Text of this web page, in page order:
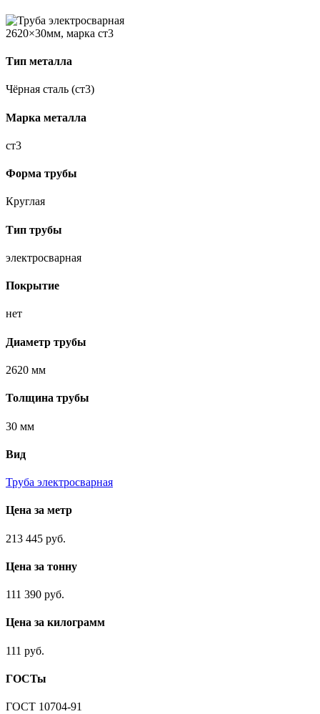
Тип металла
Чёрная сталь (ст3)
Марка металла
ст3
Форма трубы
Круглая
Тип трубы
электросварная
Покрытие
нет
Диаметр трубы
2620 мм
Толщина трубы
30 мм
Вид
Труба электросварная
Цена за метр
213 445 руб.
Цена за тонну
111 390 руб.
Цена за килограмм
111 руб.
ГОСТы
ГОСТ 10704-91